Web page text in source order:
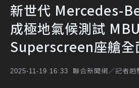
新世代 Mercedes-
成極地氣候測試
Superscreen座艙全
2025-11-19 16:33 聯合新聞網／記者趙